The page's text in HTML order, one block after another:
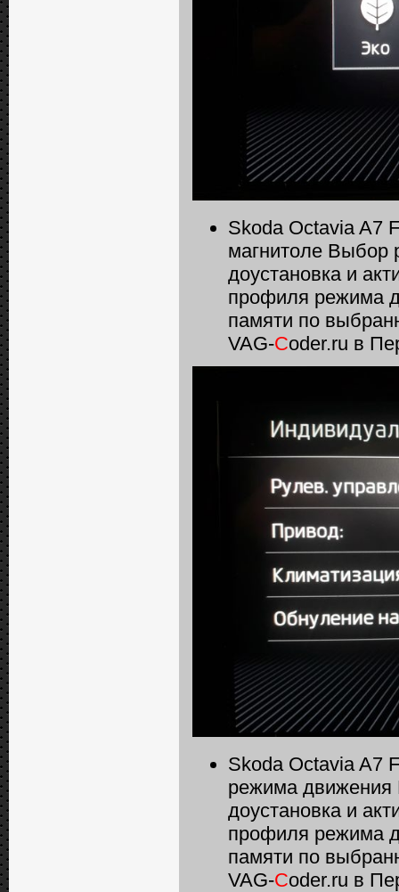
Skoda Octavia A7
магнитоле
доустановка и
профиля режима
памяти по
VAG-Coder.ru в
Skoda Octavia A7
режима движения
доустановка и
профиля режима
памяти по
VAG-Coder.ru в